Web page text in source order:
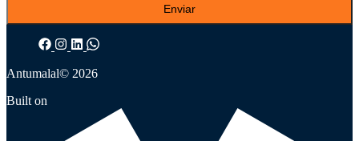
Enviar
Antumalal© 2026
Built on